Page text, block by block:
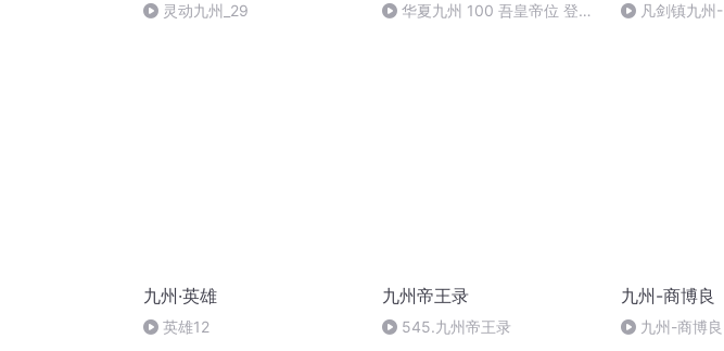
灵动九州_29
华夏九州 100 吾皇帝位 登机
凡剑镇九州
九州·英雄
英雄12
九州帝王录
545.九州帝王录
九州-商博良
九州-商博